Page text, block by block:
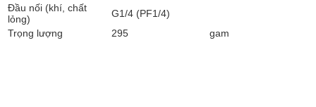
Đầu nối (khí, chất
lỏng)
G1/4 (PF1/4)
Trọng lượng
295 gam